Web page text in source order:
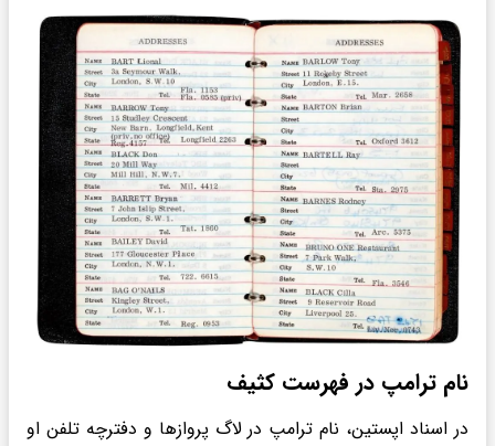
نام ترامپ در فهرست کثیف
در اسناد اپستین، نام ترامپ در لاگ پروازها و دفترچه تلفن او